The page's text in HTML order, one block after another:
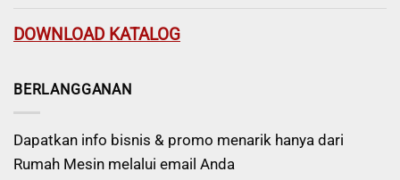
DOWNLOAD KATALOG
BERLANGGANAN
Dapatkan info bisnis & promo menarik hanya dari
Rumah Mesin melalui email Anda